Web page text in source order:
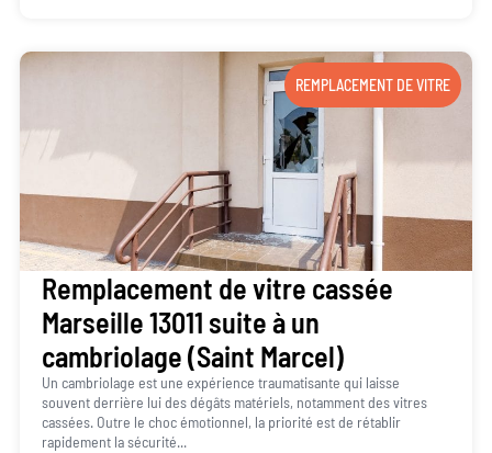
REMPLACEMENT DE VITRE
Remplacement de vitre cassée
Marseille 13011 suite à un
cambriolage (Saint Marcel)
Un cambriolage est une expérience traumatisante qui laisse
souvent derrière lui des dégâts matériels, notamment des vitres
cassées. Outre le choc émotionnel, la priorité est de rétablir
rapidement la sécurité...